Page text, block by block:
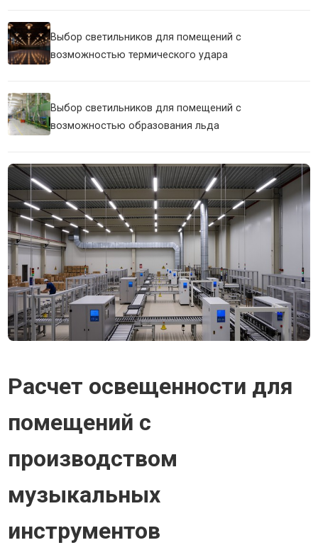
Выбор светильников для помещений с
возможностью термического удара
Выбор светильников для помещений с
возможностью образования льда
Расчет освещенности для
помещений с
производством
музыкальных
инструментов